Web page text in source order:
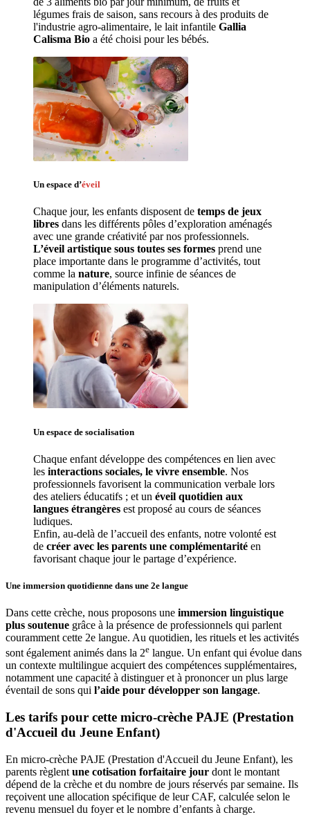
légumes frais de saison, sans recours à des produits de
l'industrie agro-alimentaire, le lait infantile Gallia
Calisma Bio a été choisi pour les bébés.
Un espace d’éveil
Chaque jour, les enfants disposent de temps de jeux
libres dans les différents pôles d’exploration aménagés
L’éveil artistique sous toutes ses formes prend une
place importante dans le programme d’activités, tout
comme la nature, source infinie de séances de
manipulation d’éléments naturels.
Un espace de socialisation
Chaque enfant développe des compétences en lien avec
les interactions sociales, le vivre ensemble. Nos
professionnels favorisent la communication verbale lors
des ateliers éducatifs ; et un éveil quotidien aux
langues étrangères est proposé au cours de séances
ludiques.
Enfin, au-delà de l’accueil des enfants, notre volonté est
de créer avec les parents une complémentarité en
favorisant chaque jour le partage d’expérience.
Une immersion quotidienne dans une 2e langue
Dans cette crèche, nous proposons une immersion linguistique
plus soutenue grâce à la présence de professionnels qui parlent
couramment cette 2e langue. Au quotidien, les rituels et les activités
sont également animés dans la 2e langue. Un enfant qui évolue dans
un contexte multilingue acquiert des compétences supplémentaires,
notamment une capacité à distinguer et à prononcer un plus large
éventail de sons qui l’aide pour développer son langage.
Les tarifs pour cette micro-crèche PAJE (Prestation
d'Accueil du Jeune Enfant)
En micro-crèche PAJE (Prestation d'Accueil du Jeune Enfant), les
parents règlent une cotisation forfaitaire jour dont le montant
dépend de la crèche et du nombre de jours réservés par semaine. Ils
reçoivent une allocation spécifique de leur CAF, calculée selon le
revenu mensuel du foyer et le nombre d’enfants à charge.